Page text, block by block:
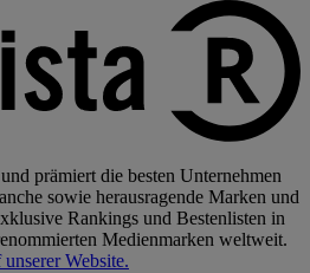
prämiert die besten Unternehmen
sowie herausragende Marken und
Rankings und Bestenlisten in
Medienmarken weltweit.
Website.